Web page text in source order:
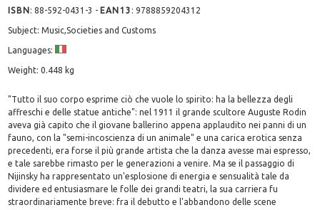
ISBN:88-592-0431-3 - EAN13 :9788859204312
Subject: Music,Societies and Customs
Languages:
Weight: 0.448 kg
"Tutto il suo corpo esprime ciò che vuole lo spirito: ha la bellezza degli
affreschi e delle statue antiche": nel 1911 il grande scultore Auguste Rodin
aveva già capito che il giovane ballerino appena applaudito nei panni di un
fauno, con la "semi-incoscienza di un animale" e una carica erotica senza
precedenti, era forse il più grande artista che la danza avesse mai espresso,
e tale sarebbe rimasto per le generazioni a venire. Ma se il passaggio di
Nijinsky ha rappresentato un'esplosione di energia e sensualità tale da
dividere ed entusiasmare le folle dei grandi teatri, la sua carriera fu
straordinariamente breve: fra il debutto e l'abbandono delle scene